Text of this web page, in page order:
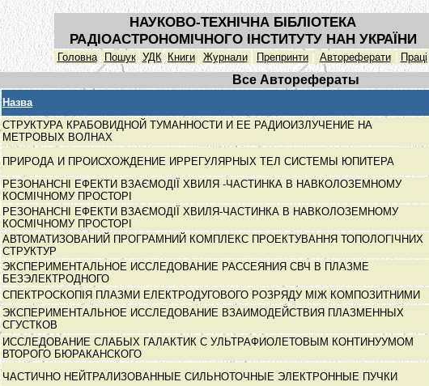
НАУКОВО-ТЕХНІЧНА БІБЛІОТЕКА
РАДІОАСТРОНОМІЧНОГО ІНСТИТУТУ НАН УКРАЇНИ
Головна Пошук УДК Книги Журнали Препринти Автореферати Праці
Все Авторефераты
Назва
СТРУКТУРА КРАБОВИДНОЙ ТУМАННОСТИ И ЕЕ РАДИОИЗЛУЧЕНИЕ НА
МЕТРОВЫХ ВОЛНАХ
ПРИРОДА И ПРОИСХОЖДЕНИЕ ИРРЕГУЛЯРНЫХ ТЕЛ СИСТЕМЫ ЮПИТЕРА
РЕЗОНАНСНІ ЕФЕКТИ ВЗАЄМОДІЇ ХВИЛЯ -ЧАСТИНКА В НАВКОЛОЗЕМНОМУ
КОСМІЧНОМУ ПРОСТОРІ
РЕЗОНАНСНІ ЕФЕКТИ ВЗАЄМОДІЇ ХВИЛЯ-ЧАСТИНКА В НАВКОЛОЗЕМНОМУ
КОСМІЧНОМУ ПРОСТОРІ
АВТОМАТИЗОВАНИЙ ПРОГРАМНИЙ КОМПЛЕКС ПРОЕКТУВАННЯ ТОПОЛОГІЧНИХ
СТРУКТУР
ЭКСПЕРИМЕНТАЛЬНОЕ ИССЛЕДОВАНИЕ РАССЕЯНИЯ СВЧ В ПЛАЗМЕ
БЕЗЭЛЕКТРОДНОГО
СПЕКТРОСКОПІЯ ПЛАЗМИ ЕЛЕКТРОДУГОВОГО РОЗРЯДУ МІЖ КОМПОЗИТНИМИ
ЭКСПЕРИМЕНТАЛЬНОЕ ИССЛЕДОВАНИЕ ВЗАИМОДЕЙСТВИЯ ПЛАЗМЕННЫХ
СГУСТКОВ
ИССЛЕДОВАНИЕ СЛАБЫХ ГАЛАКТИК С УЛЬТРАФИОЛЕТОВЫМ КОНТИНУУМОМ
ВТОРОГО БЮРАКАНСКОГО
ЧАСТИЧНО НЕЙТРАЛИЗОВАННЫЕ СИЛЬНОТОЧНЫЕ ЭЛЕКТРОННЫЕ ПУЧКИ